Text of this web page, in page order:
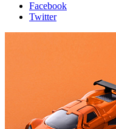
Facebook
Twitter